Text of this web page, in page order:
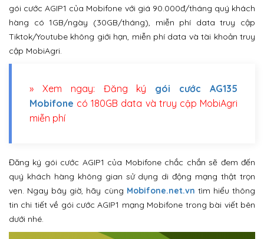
gói cước AGIP1 của Mobifone với giá 90.000đ/tháng quý khách
hàng có 1GB/ngày (30GB/tháng), miễn phí data truy cập
Tiktok/Youtube không giới hạn, miễn phí data và tài khoản truy
cập MobiAgri.
» Xem ngay: Đăng ký gói cước AG135
Mobifone có 180GB data và truy cập MobiAgri
miễn phí
Đăng ký gói cước AGIP1 của Mobifone chắc chắn sẽ đem đến
quý khách hàng không gian sử dụng di động mạng thật trọn
vẹn. Ngay bây giờ, hãy cùng Mobifone.net.vn tìm hiểu thông
tin chi tiết về gói cước AGIP1 mạng Mobifone trong bài viết bên
dưới nhé.